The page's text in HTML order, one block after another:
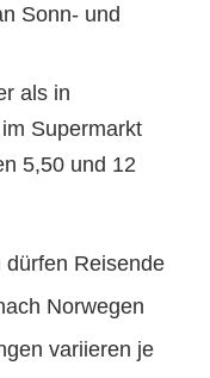
Sonn- und
als in
Supermarkt
5,50 und 12
dürfen Reisende
Norwegen
variieren je